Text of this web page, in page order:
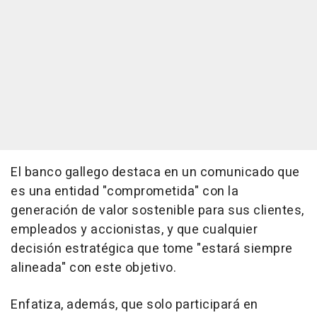
El banco gallego destaca en un comunicado que
es una entidad "comprometida" con la
generación de valor sostenible para sus clientes,
empleados y accionistas, y que cualquier
decisión estratégica que tome "estará siempre
alineada" con este objetivo.
Enfatiza, además, que solo participará en